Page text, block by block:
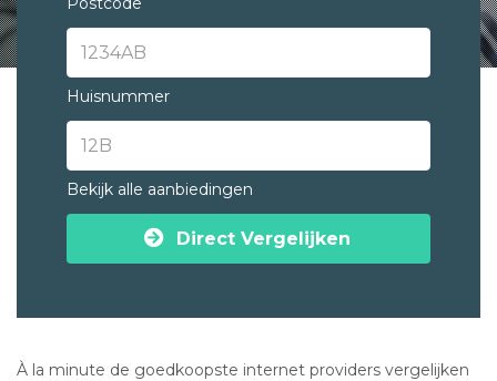
Huisnummer
Bekijk alle aanbiedingen
Direct Vergelijken
À la minute de goedkoopste internet providers vergelijken